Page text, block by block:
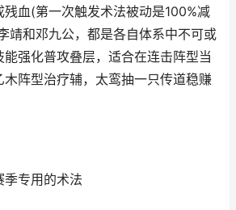
血(第一次触发术法被动是100%减
靖和邓九公，都是各自体系中不可或
强化普攻叠层，适合在连击阵型当
阵型治疗辅，太鸾抽一只传道稳赚
专用的术法